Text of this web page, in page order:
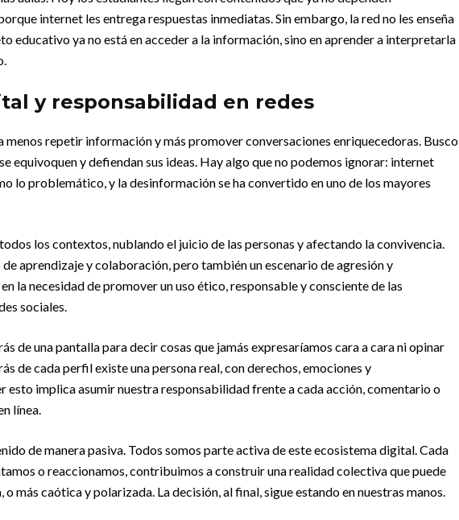
internet les entrega respuestas inmediatas. Sin embargo, la red no les enseña
educativo ya no está en acceder a la información, sino en aprender a interpretarla
y responsabilidad en redes
menos repetir información y más promover conversaciones enriquecedoras. Busco
equivoquen y defiendan sus ideas. Hay algo que no podemos ignorar: internet
lo problemático, y la desinformación se ha convertido en uno de los mayores
los contextos, nublando el juicio de las personas y afectando la convivencia.
aprendizaje y colaboración, pero también un escenario de agresión y
la necesidad de promover un uso ético, responsable y consciente de las
sociales.
de una pantalla para decir cosas que jamás expresaríamos cara a cara ni opinar
de cada perfil existe una persona real, con derechos, emociones y
esto implica asumir nuestra responsabilidad frente a cada acción, comentario o
línea.
de manera pasiva. Todos somos parte activa de este ecosistema digital. Cada
o reaccionamos, contribuimos a construir una realidad colectiva que puede
más caótica y polarizada. La decisión, al final, sigue estando en nuestras manos.